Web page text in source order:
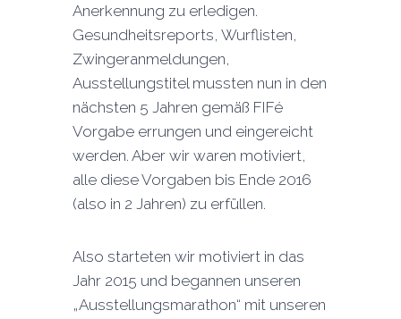
Anerkennung zu erledigen.
Gesundheitsreports, Wurflisten,
Zwingeranmeldungen,
Ausstellungstitel mussten nun in den
nächsten 5 Jahren gemäß FIFé
Vorgabe errungen und eingereicht
werden. Aber wir waren motiviert,
alle diese Vorgaben bis Ende 2016
(also in 2 Jahren) zu erfüllen.
Also starteten wir motiviert in das
Jahr 2015 und begannen unseren
„Ausstellungsmarathon“ mit unseren